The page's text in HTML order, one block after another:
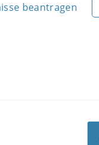
beantragen